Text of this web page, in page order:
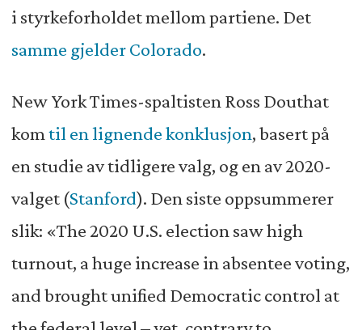
i styrkeforholdet mellom partiene. Det
samme gjelder Colorado.
New York Times-spaltisten Ross Douthat
komtil en lignende konklusjon, basert på
en studie av tidligere valg, og en av 2020-
valget (Stanford). Den siste oppsummerer
slik: «The 2020 U.S. election saw high
turnout, a huge increase in absentee voting,
and brought unified Democratic control at